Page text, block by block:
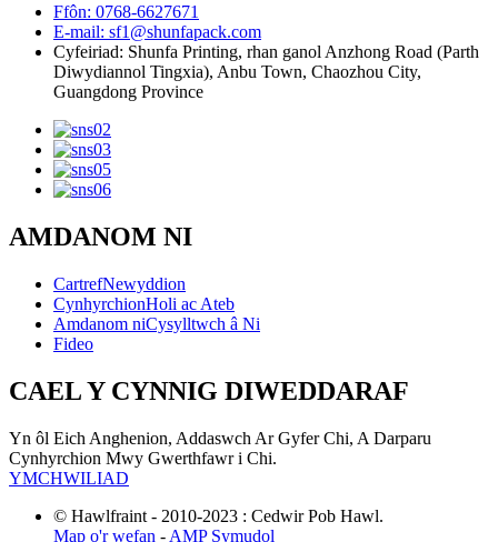
Ffôn: 0768-6627671
E-mail: sf1@shunfapack.com
Cyfeiriad: Shunfa Printing, rhan ganol Anzhong Road (Parth
Diwydiannol Tingxia), Anbu Town, Chaozhou City,
Guangdong Province
AMDANOM NI
CartrefNewyddion
CynhyrchionHoli ac Ateb
Amdanom niCysylltwch â Ni
Fideo
CAEL Y CYNNIG DIWEDDARAF
Yn ôl Eich Anghenion, Addaswch Ar Gyfer Chi, A Darparu
Cynhyrchion Mwy Gwerthfawr i Chi.
YMCHWILIAD
© Hawlfraint - 2010-2023 : Cedwir Pob Hawl.
Map o'r wefan - AMP Symudol